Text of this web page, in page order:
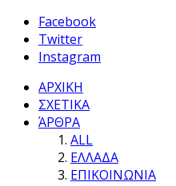
Facebook
Twitter
Instagram
ΑΡΧΙΚΗ
ΣΧΕΤΙΚΑ
ΆΡΘΡΑ
ALL
ΕΛΛΑΔΑ
ΕΠΙΚΟΙΝΩΝΙΑ